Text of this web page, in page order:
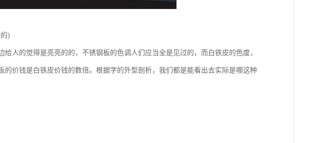
)
人的觉得是亮亮的的，不锈钢板的色调人们应当全是见过的，而白铁皮的色度，
价钱是白铁皮价钱的数倍。根据字的外型剖析，我们都是能看出去实际是哪这种